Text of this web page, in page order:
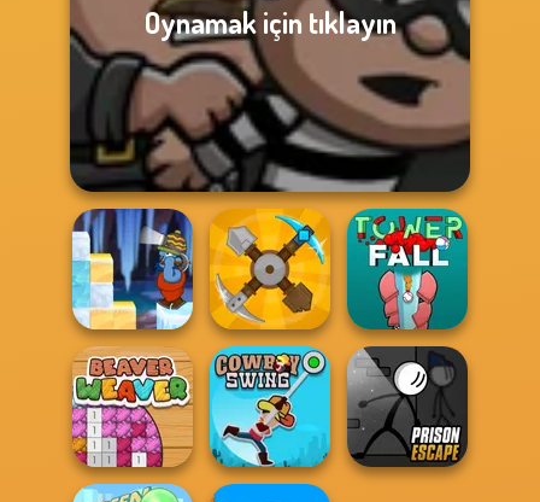
Oynamak için tıklayın
Gold Strike Icy
Cave
Craft Drill Tower Fall